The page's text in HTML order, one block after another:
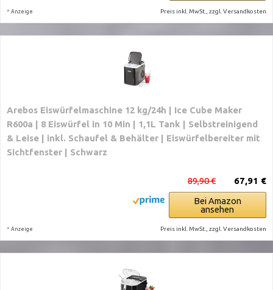
* Anzeige Preis inkl. MwSt., zzgl. Versandkosten
Arebos Eiswürfelmaschine 12 kg/24h | Ice Cube Maker
R600a | 8 Eiswürfel in 10 Min | 1,1L Tank | Selbstreinigend
& Leise | inkl. Schaufel & Behälter | Eiswürfelbereiter mit
Sichtfenster | Schwarz
67,91 €
89,90 €
Bei Amazon
ansehen
* Anzeige Preis inkl. MwSt., zzgl. Versandkosten